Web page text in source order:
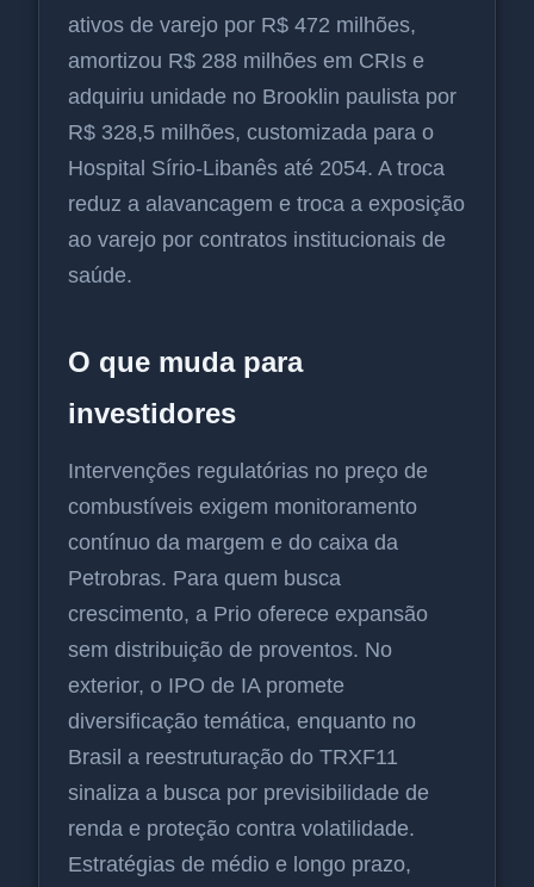
ativos de varejo por R$ 472 milhões,
amortizou R$ 288 milhões em CRIs e
adquiriu unidade no Brooklin paulista por
R$ 328,5 milhões, customizada para o
Hospital Sírio-Libanês até 2054. A troca
reduz a alavancagem e troca a exposição
ao varejo por contratos institucionais de
saúde.
O que muda para
investidores
Intervenções regulatórias no preço de
combustíveis exigem monitoramento
contínuo da margem e do caixa da
Petrobras. Para quem busca
crescimento, a Prio oferece expansão
sem distribuição de proventos. No
exterior, o IPO de IA promete
diversificação temática, enquanto no
Brasil a reestruturação do TRXF11
sinaliza a busca por previsibilidade de
renda e proteção contra volatilidade.
Estratégias de médio e longo prazo,